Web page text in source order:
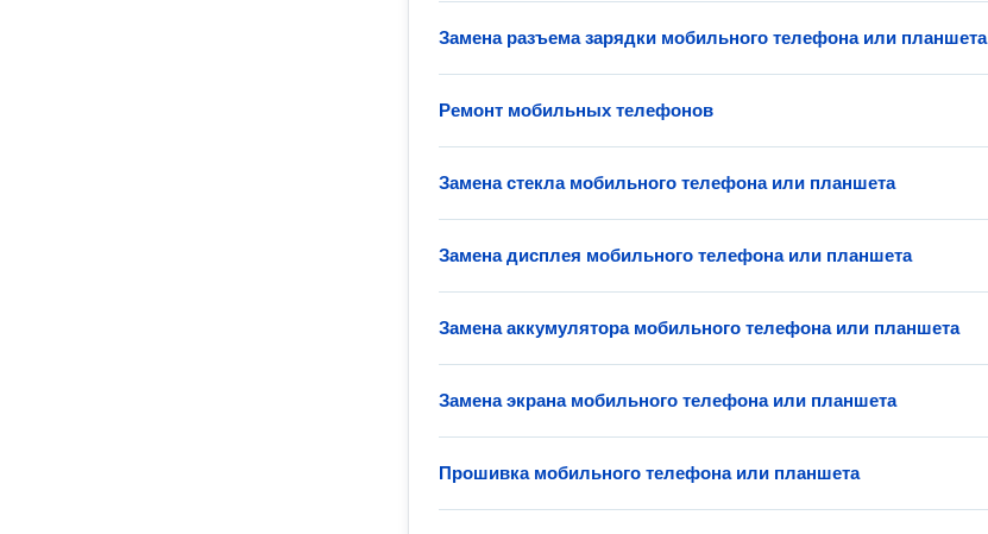
Замена разъема зарядки мобильного телефона или планшета
Ремонт мобильных телефонов
Замена стекла мобильного телефона или планшета
Замена дисплея мобильного телефона или планшета
Замена аккумулятора мобильного телефона или планшета
Замена экрана мобильного телефона или планшета
Прошивка мобильного телефона или планшета